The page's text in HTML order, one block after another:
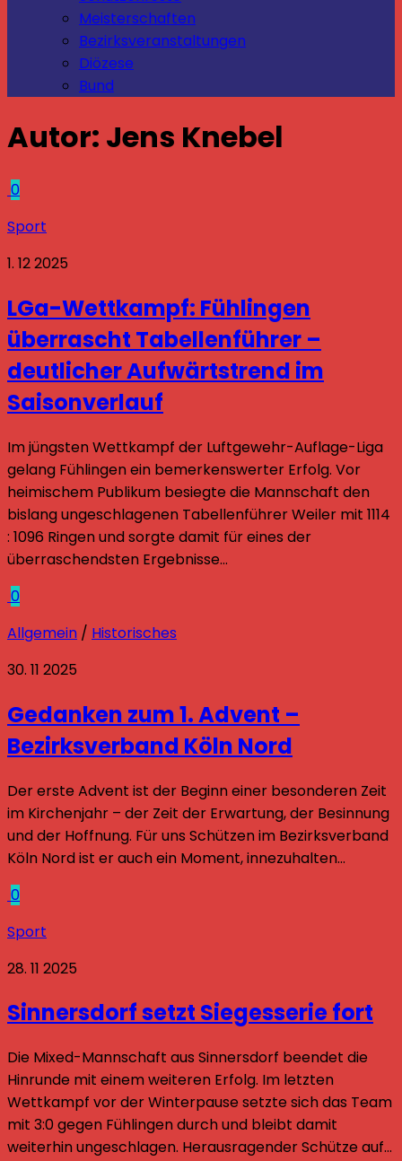
Meisterschaften
Bezirksveranstaltungen
Diözese
Bund
Autor: Jens Knebel
0
Sport
1. 12 2025
LGa-Wettkampf: Fühlingen
überrascht Tabellenführer –
deutlicher Aufwärtstrend im
Saisonverlauf
Im jüngsten Wettkampf der Luftgewehr-Auflage-Liga
gelang Fühlingen ein bemerkenswerter Erfolg. Vor
heimischem Publikum besiegte die Mannschaft den
bislang ungeschlagenen Tabellenführer Weiler mit 1114
: 1096 Ringen und sorgte damit für eines der
überraschendsten Ergebnisse...
0
Allgemein / Historisches
30. 11 2025
Gedanken zum 1. Advent –
Bezirksverband Köln Nord
Der erste Advent ist der Beginn einer besonderen Zeit
im Kirchenjahr – der Zeit der Erwartung, der Besinnung
und der Hoffnung. Für uns Schützen im Bezirksverband
Köln Nord ist er auch ein Moment, innezuhalten...
0
Sport
28. 11 2025
Sinnersdorf setzt Siegesserie fort
Die Mixed-Mannschaft aus Sinnersdorf beendet die
Hinrunde mit einem weiteren Erfolg. Im letzten
Wettkampf vor der Winterpause setzte sich das Team
mit 3:0 gegen Fühlingen durch und bleibt damit
weiterhin ungeschlagen. Herausragender Schütze auf...